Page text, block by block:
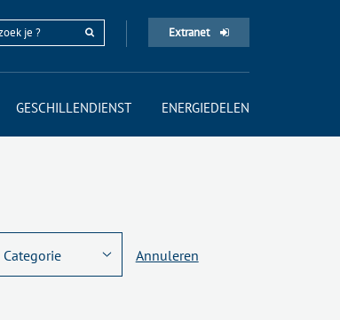
Extranet
GESCHILLENDIENST ENERGIEDELEN
Annuleren